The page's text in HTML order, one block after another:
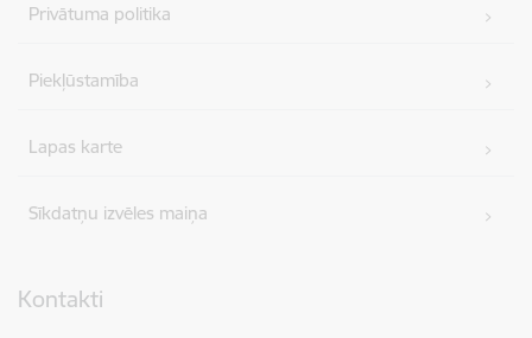
Privātuma politika
Piekļūstamība
Lapas karte
Sīkdatņu izvēles maiņa
Kontakti